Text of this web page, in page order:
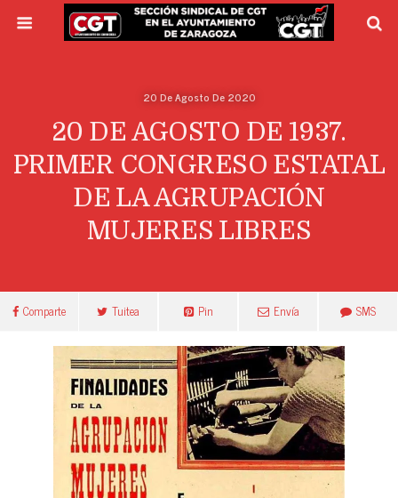
20 De Agosto De 2020
20 DE AGOSTO DE 1937.
PRIMER CONGRESO ESTATAL
DE LA AGRUPACIÓN
MUJERES LIBRES
Comparte Tuitea Pin Envía SMS